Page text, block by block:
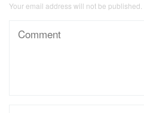
Your email address will not be published.